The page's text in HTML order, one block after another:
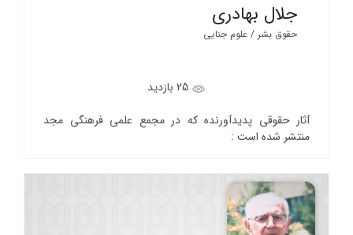
جلال بهادری
حقوق بشر / علوم جنایی
آثار حقوقی پدیدآورنده که در مجمع علمی فرهنگی مجد
منتشر شده است :